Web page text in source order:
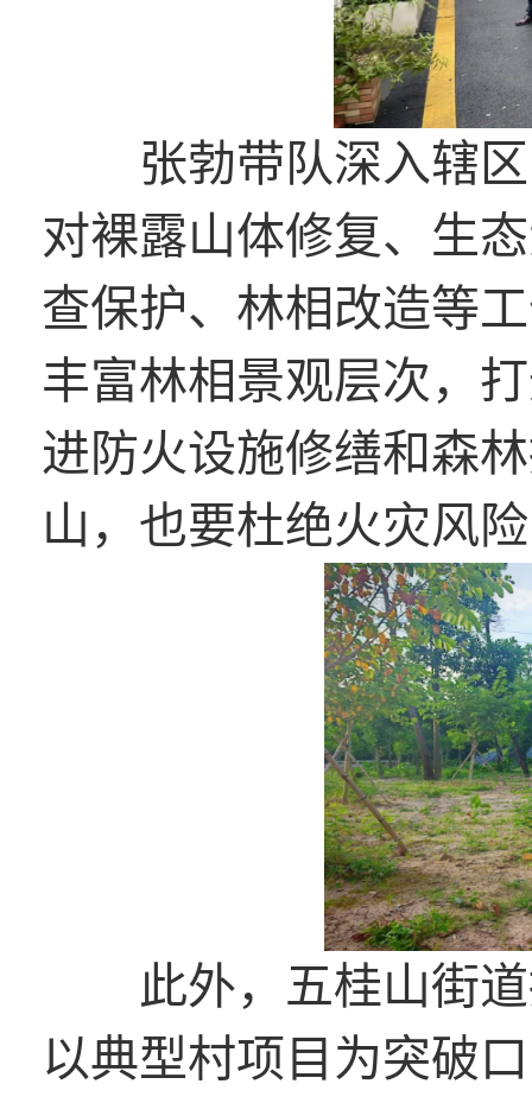
张勃带队深入辖区
对裸露山体修复、生
查保护、林相改造等
丰富林相景观层次，
进防火设施修缮和森
山，也要杜绝火灾风
此外，五桂山街道
以典型村项目为突破